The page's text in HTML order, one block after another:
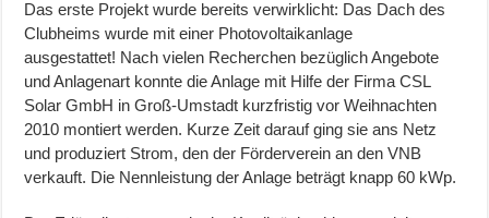
Das erste Projekt wurde bereits verwirklicht: Das Dach des
Clubheims wurde mit einer Photovoltaikanlage
ausgestattet! Nach vielen Recherchen bezüglich Angebote
und Anlagenart konnte die Anlage mit Hilfe der Firma CSL
Solar GmbH in Groß-Umstadt kurzfristig vor Weihnachten
2010 montiert werden. Kurze Zeit darauf ging sie ans Netz
und produziert Strom, den der Förderverein an den VNB
verkauft. Die Nennleistung der Anlage beträgt knapp 60 kWp.